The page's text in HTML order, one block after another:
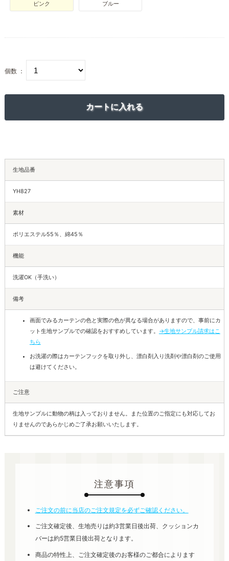
ピンク ブルー
個数 ：
生地品番
YH827
素材
ポリエステル55％、綿45％
機能
洗濯OK（手洗い）
備考
画面でみるカーテンの色と実際の色が異なる場合がありますので、事前にカ
ット生地サンプルでの確認をおすすめしています。 →生地サンプル請求はこ
ちら
お洗濯の際はカーテンフックを取り外し、漂白剤入り洗剤や漂白剤のご使用
は避けてください。
ご注意
生地サンプルに動物の柄は入っておりません。また位置のご指定にも対応してお
りませんのであらかじめご了承お願いいたします。
注意事項
ご注文の前に当店のご注文規定を必ずご確認ください。
ご注文確定後、生地売りは約3営業日後出荷、クッションカ
バーは約5営業日後出荷となります。
商品の特性上、ご注文確定後のお客様のご都合によります